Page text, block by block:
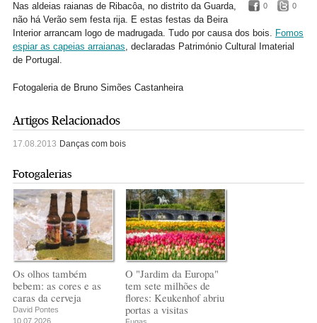
0 0
Nas aldeias raianas de Ribacôa, no distrito da Guarda,
não há Verão sem festa rija. E estas festas da Beira
Interior arrancam logo de madrugada. Tudo por causa dos bois. Fomos
espiar as capeias arraianas, declaradas Património Cultural Imaterial
de Portugal.
Fotogaleria de Bruno Simões Castanheira
Artigos Relacionados
17.08.2013 Danças com bois
Fotogalerias
Os olhos também
bebem: as cores e as
caras da cerveja
David Pontes
10.07.2026
O "Jardim da Europa"
tem sete milhões de
flores: Keukenhof abriu
portas a visitas